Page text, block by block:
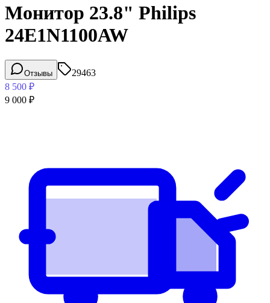
Монитор 23.8" Philips
24E1N1100AW
Отзывы
29463
8 500 ₽
9 000 ₽